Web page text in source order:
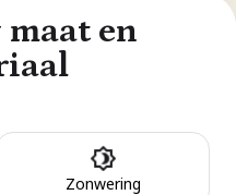
en
Zonwering